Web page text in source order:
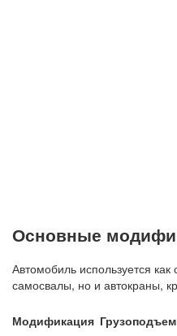
Основные
Автомобиль используется
самосвалы, но и автокраны,
Модификация